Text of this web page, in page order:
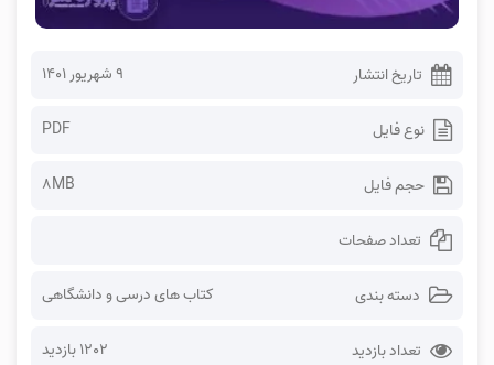
تاریخ انتشار ۹ شهریور ۱۴۰۱
نوع فایل PDF
حجم فایل 8MB
تعداد صفحات
دسته بندی کتاب های درسی و دانشگاهی
تعداد بازدید 1202 بازدید